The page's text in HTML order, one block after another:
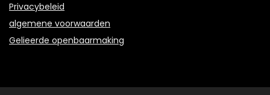
Privacybeleid
algemene voorwaarden
Gelieerde openbaarmaking